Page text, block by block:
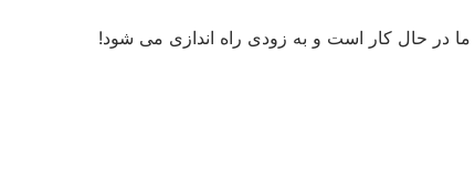
در حال کار است و به زودی راه اندازی می شود!